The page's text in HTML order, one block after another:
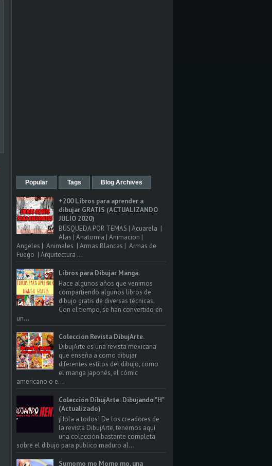
Popular Tags Blog Archives
+200 Libros para aprender a
dibujar GRATIS (ACTUALIZANDO
JULIO 2020)
BÚSQUEDA POR TEMAS | Acuarela |
Alas | Anatomia | Animacion |
Angeles | Animales | Armas Blancas | Armas de
Fuego | Arquitectura ...
Libros para Dibujar Manga.
Hace algunos años que venimos
compartiendo algunos libros de
dibujo gratis de diversas técnicas.
Con el tiempo, se han convertido en
un...
Colección Revista DibujArte.
DibujArte es una revista mexicana
que enseña a como dibujar
diferentes estilos del dibujo, como
el manga japonés, el cómic
americano o e...
Colección DibujArte: Dibujando "H"
(Actualizado)
¡Hola a todos! De los creadores de
la revista DibujArte, tenemos aquí
una colección bastante completa
sobre el dibujo para publico maduro al...
Sumomo mo Momo mo, una